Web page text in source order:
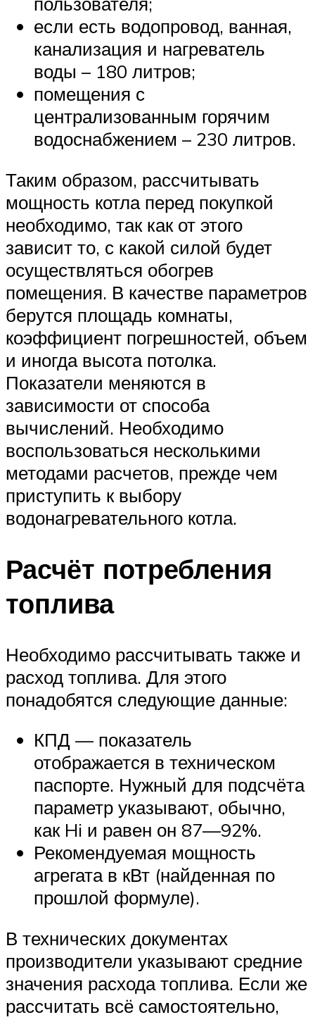
если есть водопровод, ванная,
канализация и нагреватель
воды – 180 литров;
помещения с
централизованным горячим
водоснабжением – 230 литров.
Таким образом, рассчитывать
мощность котла перед покупкой
необходимо, так как от этого
зависит то, с какой силой будет
осуществляться обогрев
помещения. В качестве параметров
берутся площадь комнаты,
коэффициент погрешностей, объем
и иногда высота потолка.
Показатели меняются в
зависимости от способа
вычислений. Необходимо
воспользоваться несколькими
методами расчетов, прежде чем
приступить к выбору
водонагревательного котла.
Расчёт потребления
топлива
Необходимо рассчитывать также и
расход топлива. Для этого
понадобятся следующие данные:
КПД — показатель
отображается в техническом
паспорте. Нужный для подсчёта
параметр указывают, обычно,
как Hi и равен он 87—92%.
Рекомендуемая мощность
агрегата в кВт (найденная по
прошлой формуле).
В технических документах
производители указывают средние
значения расхода топлива. Если же
рассчитать всё самостоятельно,